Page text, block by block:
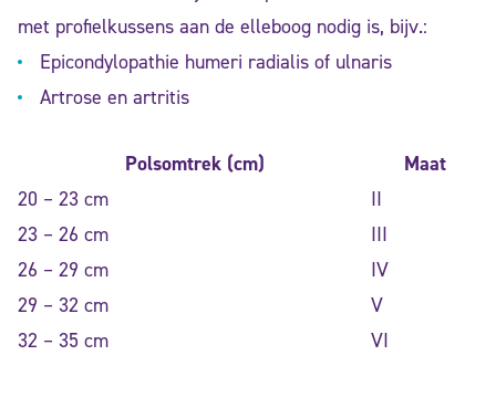
met profielkussens aan de elleboog nodig is, bijv.:
Epicondylopathie humeri radialis of ulnaris
Artrose en artritis
Polsomtrek (cm)
Maat
20 – 23 cm
II
23 – 26 cm
III
26 – 29 cm
IV
29 – 32 cm
V
32 – 35 cm
VI